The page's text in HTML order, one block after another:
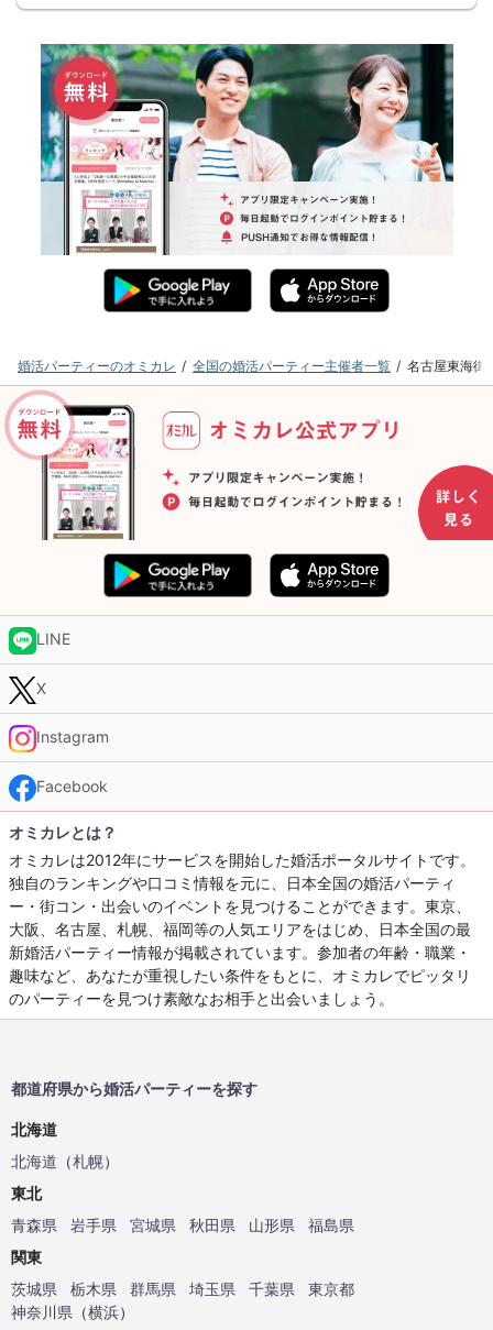
婚活パーティーのオミカレ 全国の婚活パーティー主催者一覧 名古屋東海街
LINE
X
Instagram
Facebook
オミカレとは？
オミカレは2012年にサービスを開始した婚活ポータルサイトです。
独自のランキングや口コミ情報を元に、日本全国の婚活パーティ
ー・街コン・出会いのイベントを見つけることができます。東京、
大阪、名古屋、札幌、福岡等の人気エリアをはじめ、日本全国の最
新婚活パーティー情報が掲載されています。参加者の年齢・職業・
趣味など、あなたが重視したい条件をもとに、オミカレでピッタリ
のパーティーを見つけ素敵なお相手と出会いましょう。
都道府県から婚活パーティーを探す
北海道
北海道 （札幌）
東北
青森県
岩手県 宮城県 秋田県 山形県
福島県
関東
茨城県
栃木県 群馬県 埼玉県 千葉県
東京都
神奈川県 （横浜）